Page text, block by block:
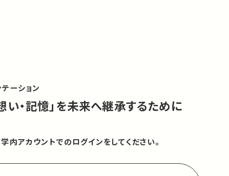
ーション
・記憶」を未来へ継承するために
内アカウントでのログインをしてください。